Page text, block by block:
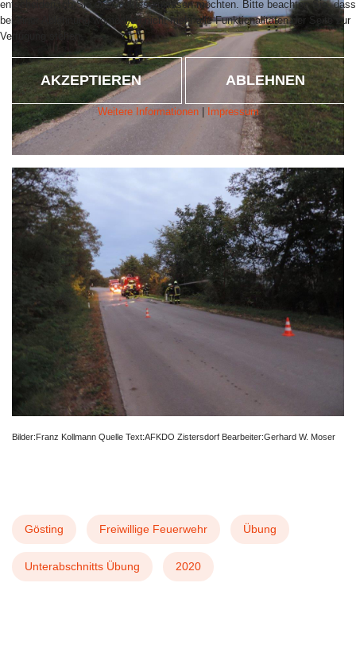
Bilder:Franz Kollmann Quelle Text:AFKDO Zistersdorf Bearbeiter:Gerhard W. Moser
Gösting Freiwillige Feuerwehr Übung
Unterabschnitts Übung 2020
entscheiden, ob Sie die Cookies zulassen möchten. Bitte beachten Sie, dass
bei einer Ablehnung womöglich nicht mehr alle Funktionalitäten der Seite zur
Verfügung stehen.
AKZEPTIEREN ABLEHNEN
Weitere Informationen| Impressum